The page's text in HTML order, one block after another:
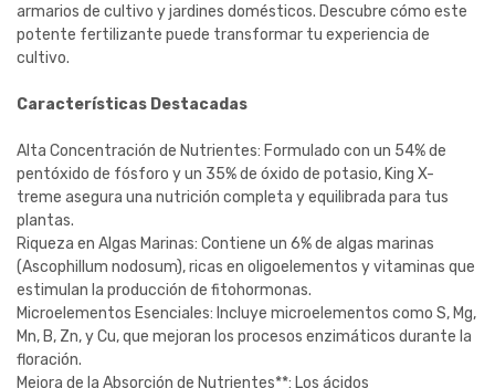
armarios de cultivo y jardines domésticos. Descubre cómo este
potente fertilizante puede transformar tu experiencia de
cultivo.
Características Destacadas
Alta Concentración de Nutrientes: Formulado con un 54% de
pentóxido de fósforo y un 35% de óxido de potasio, King X-
treme asegura una nutrición completa y equilibrada para tus
plantas.
Riqueza en Algas Marinas: Contiene un 6% de algas marinas
(Ascophillum nodosum), ricas en oligoelementos y vitaminas que
estimulan la producción de fitohormonas.
Microelementos Esenciales: Incluye microelementos como S, Mg,
Mn, B, Zn, y Cu, que mejoran los procesos enzimáticos durante la
floración.
Mejora de la Absorción de Nutrientes**: Los ácidos